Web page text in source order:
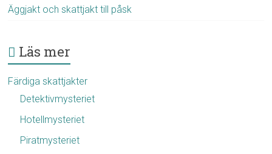
Äggjakt och skattjakt till påsk
Läs mer
Färdiga skattjakter
Detektivmysteriet
Hotellmysteriet
Piratmysteriet